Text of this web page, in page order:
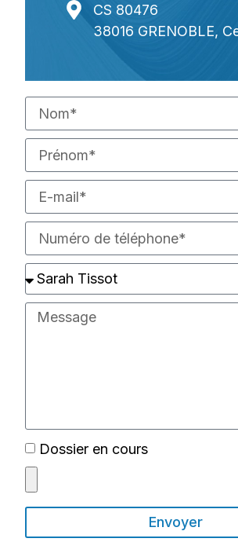
CS 80476
38016 GRENOBLE,
Dossier en cours
Envoyer